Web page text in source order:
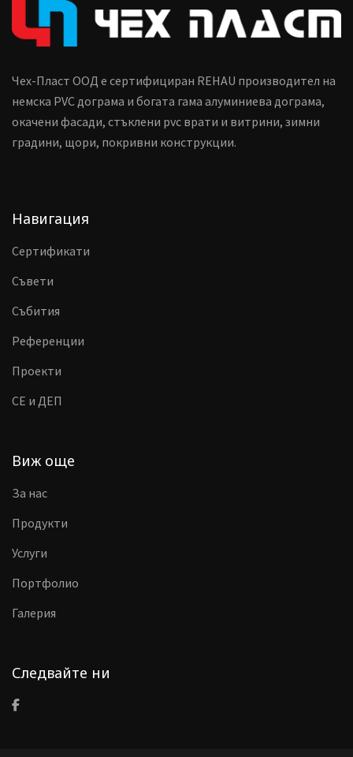
Чех-Пласт ООД е сертифициран REHAU производител на
немска PVC дограма и богата гама алуминиева дограма,
окачени фасади, стъклени pvc врати и витрини, зимни
градини, щори, покривни конструкции.
Навигация
Сертификати
Съвети
Събития
Референции
Проекти
CE и ДЕП
Виж още
За нас
Продукти
Услуги
Портфолио
Галерия
Следвайте ни